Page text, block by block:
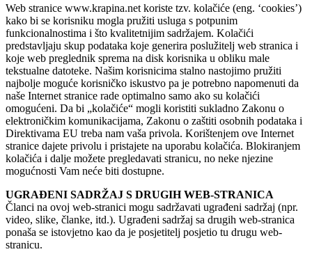
Web stranice www.krapina.net koriste tzv. kolačiće (eng. ‘cookies’)
kako bi se korisniku mogla pružiti usluga s potpunim
funkcionalnostima i što kvalitetnijim sadržajem. Kolačići
predstavljaju skup podataka koje generira poslužitelj web stranica i
koje web preglednik sprema na disk korisnika u obliku male
tekstualne datoteke. Našim korisnicima stalno nastojimo pružiti
najbolje moguće korisničko iskustvo pa je potrebno napomenuti da
naše Internet stranice rade optimalno samo ako su kolačići
omogućeni. Da bi „kolačiće“ mogli koristiti sukladno Zakonu o
elektroničkim komunikacijama, Zakonu o zaštiti osobnih podataka i
Direktivama EU treba nam vaša privola. Korištenjem ove Internet
stranice dajete privolu i pristajete na uporabu kolačića. Blokiranjem
kolačića i dalje možete pregledavati stranicu, no neke njezine
mogućnosti Vam neće biti dostupne.
UGRAĐENI SADRŽAJ S DRUGIH WEB-STRANICA
Članci na ovoj web-stranici mogu sadržavati ugrađeni sadržaj (npr.
video, slike, članke, itd.). Ugrađeni sadržaj sa drugih web-stranica
ponaša se istovjetno kao da je posjetitelj posjetio tu drugu web-
stranicu.